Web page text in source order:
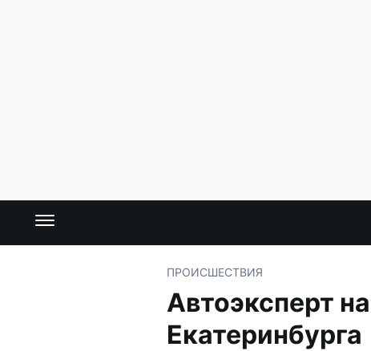
ПРОИСШЕСТВИЯ
Автоэксперт
Екатеринбурга